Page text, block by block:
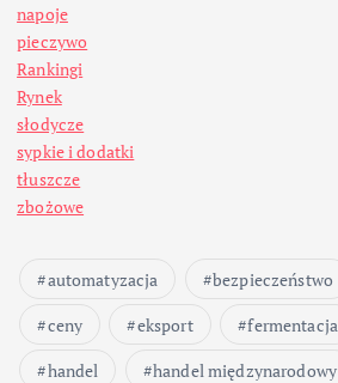
napoje
pieczywo
Rankingi
Rynek
słodycze
sypkie i dodatki
tłuszcze
zbożowe
automatyzacja bezpieczeństwo
ceny
eksport fermentacja
handel
handel międzynarodowy